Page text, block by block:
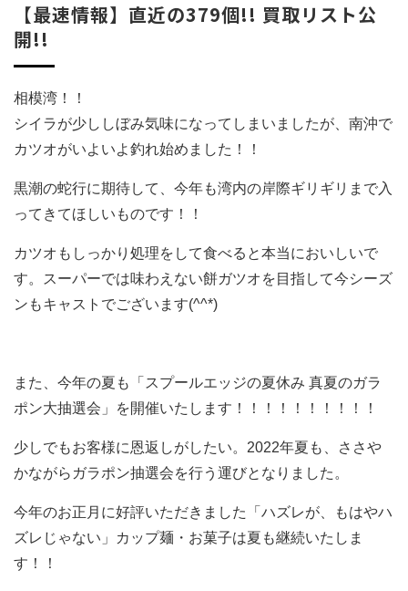
【最速情報】直近の379個!! 買取リスト公
開!!
相模湾！！
シイラが少ししぼみ気味になってしまいましたが、南沖で
カツオがいよいよ釣れ始めました！！
黒潮の蛇行に期待して、今年も湾内の岸際ギリギリまで入
ってきてほしいものです！！
カツオもしっかり処理をして食べると本当においしいで
す。スーパーでは味わえない餅ガツオを目指して今シーズ
ンもキャストでございます(^^*)
また、今年の夏も「スプールエッジの夏休み 真夏のガラ
ポン大抽選会」を開催いたします！！！！！！！！！！
少しでもお客様に恩返しがしたい。2022年夏も、ささや
かながらガラポン抽選会を行う運びとなりました。
今年のお正月に好評いただきました「ハズレが、もはやハ
ズレじゃない」カップ麺・お菓子は夏も継続いたしま
す！！